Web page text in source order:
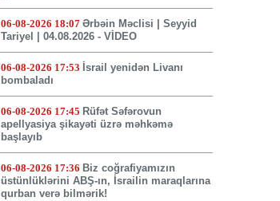
06-08-2026 18:07 Ərbəin Məclisi | Seyyid
Tariyel | 04.08.2026 - VİDEO
06-08-2026 17:53 İsrail yenidən Livanı
bombaladı
06-08-2026 17:45 Rüfət Səfərovun
apellyasiya şikayəti üzrə məhkəmə
başlayıb
06-08-2026 17:36 Biz coğrafiyamızın
üstünlüklərini ABŞ-ın, İsrailin maraqlarına
qurban verə bilmərik!